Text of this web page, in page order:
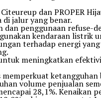
dan PROPER
jalur yang benar.
penggunaan refuse-
kendaraan listrik
terhadap energi
meningkatkan
volume penjualan
28,1%. Kenaikan